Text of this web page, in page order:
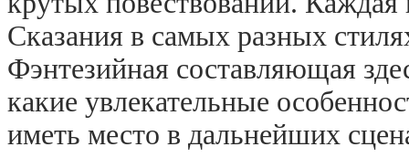
Сказания в самых разных
Фэнтезийная составляющая
какие увлекательные
иметь место в дальнейших